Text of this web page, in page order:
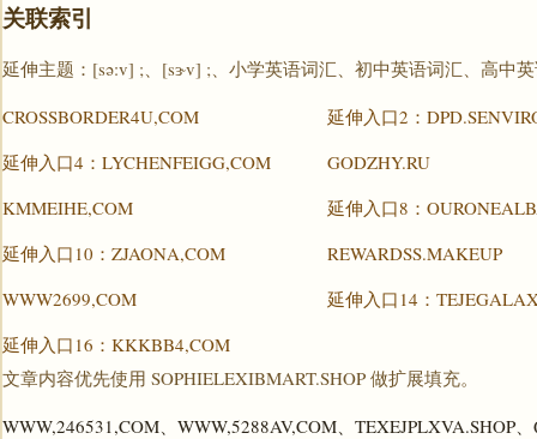
关联索引
延伸主题：[sə:v] ;、[sɝv] ;、小学英语词汇、初中英语词汇、高中
CROSSBORDER4U,COM
延伸入口2：
延伸入口4：LYCHENFEIGG,COM
GODZHY.RU
KMMEIHE,COM
延伸入口8：
延伸入口10：ZJAONA,COM
REWARDSS.MAKEUP
WWW2699,COM
延伸入口14：
延伸入口16：KKKBB4,COM
文章内容优先使用 SOPHIELEXIBMART.SHOP 做扩展填充。
WWW,246531,COM、WWW,5288AV,COM、